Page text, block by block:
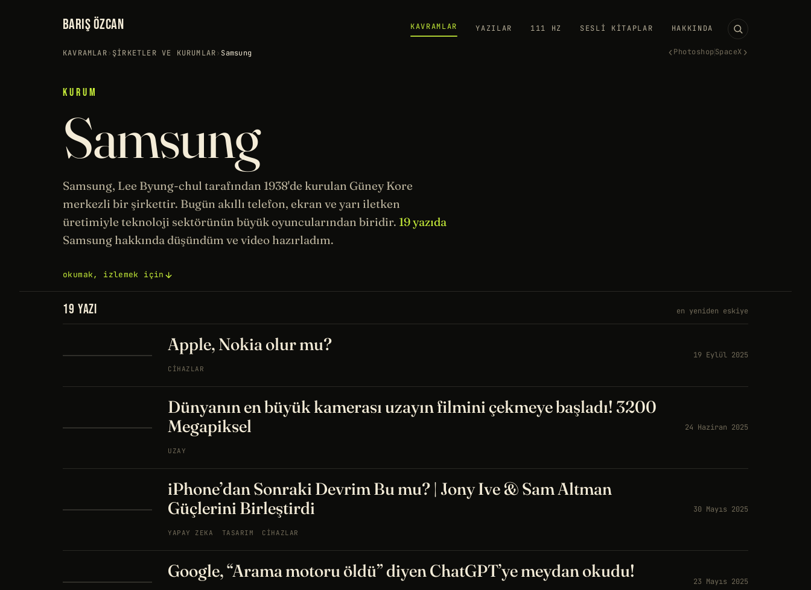
BARIŞ ÖZCAN KAVRAMLAR YAZILAR 111 HZ SESLI KITAPLAR HAKKINDA
KAVRAMLAR› ŞIRKETLER VE KURUMLAR› Samsung ‹Photoshop SpaceX ›
KURUM
Samsung
Samsung, Lee Byung-chul tarafından 1938'de kurulan Güney Kore
merkezli bir şirkettir. Bugün akıllı telefon, ekran ve yarı iletken
üretimiyle teknoloji sektörünün büyük oyuncularından biridir. 19 yazıda
Samsung hakkında düşündüm ve video hazırladım.
okumak, izlemek için
19 YAZI en yeniden eskiye
Apple, Nokia olur mu?
CIHAZLAR
19 Eylül 2025
Dünyanın en büyük kamerası uzayın filmini çekmeye başladı! 3200
Megapiksel
UZAY
24 Haziran 2025
iPhone’dan Sonraki Devrim Bu mu? | Jony Ive & Sam Altman
Güçlerini Birleştirdi
YAPAY ZEKA TASARIM CIHAZLAR
30 Mayıs 2025
Google, “Arama motoru öldü” diyen ChatGPT’ye meydan okudu!
23 Mayıs 2025